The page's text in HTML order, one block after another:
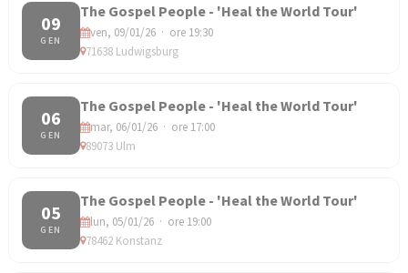
09
GEN
The Gospel People - 'Heal the World Tour'
ven, 09/01/26 · ore 19:30
71638 Ludwigsburg
06
GEN
The Gospel People - 'Heal the World Tour'
mar, 06/01/26 · ore 17:00
89073 Ulm
05
GEN
The Gospel People - 'Heal the World Tour'
lun, 05/01/26 · ore 19:00
78462 Konstanz